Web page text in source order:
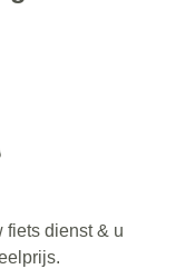
fiets dienst & u